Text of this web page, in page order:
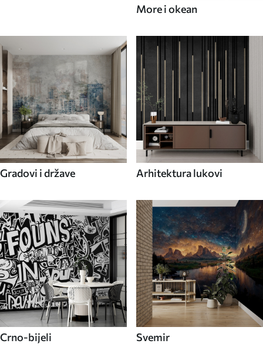
More i okean
Gradovi i države Arhitektura lukovi
Crno-bijeli Svemir